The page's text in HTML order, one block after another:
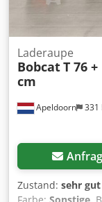
Apeldoorn 331
Laderaupe
BobcatT 76
cm
Zustand: sehr